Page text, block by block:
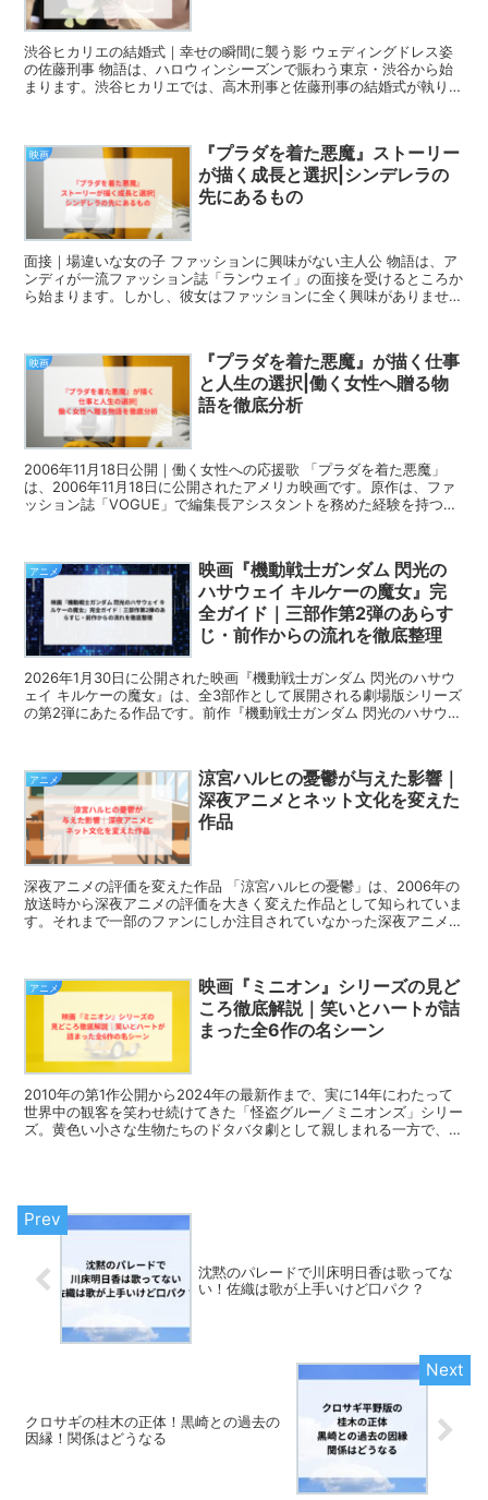
渋谷ヒカリエの結婚式｜幸せの瞬間に襲う影 ウェディングドレス姿
の佐藤刑事 物語は、ハロウィンシーズンで賑わう東京・渋谷から始
まります。渋谷ヒカリエでは、高木刑事と佐藤刑事の結婚式が執り行
映画
『プラダを着た悪魔』ストーリー
が描く成長と選択|シンデレラの
先にあるもの
面接｜場違いな女の子 ファッションに興味がない主人公 物語は、ア
ンディが一流ファッション誌「ランウェイ」の面接を受けるところか
ら始まります。しかし、彼女はファッションに全く興味がありませ
映画
『プラダを着た悪魔』が描く仕事
と人生の選択|働く女性へ贈る物
語を徹底分析
2006年11月18日公開｜働く女性への応援歌 「プラダを着た悪魔」
は、2006年11月18日に公開されたアメリカ映画です。原作は、ファ
ッション誌「VOGUE」で編集長アシスタントを務めた経験を持つロ
アニメ
映画『機動戦士ガンダム 閃光の
ハサウェイ キルケーの魔女』完
全ガイド｜三部作第2弾のあらす
じ・前作からの流れを徹底整理
2026年1月30日に公開された映画『機動戦士ガンダム 閃光のハサウ
ェイ キルケーの魔女』は、全3部作として展開される劇場版シリーズ
の第2弾にあたる作品です。前作『機動戦士ガンダム 閃光のハサウェ
アニメ
涼宮ハルヒの憂鬱が与えた影響｜
深夜アニメとネット文化を変えた
作品
深夜アニメの評価を変えた作品 「涼宮ハルヒの憂鬱」は、2006年の
放送時から深夜アニメの評価を大きく変えた作品として知られていま
す。それまで一部のファンにしか注目されていなかった深夜アニメ
アニメ
映画『ミニオン』シリーズの見ど
ころ徹底解説｜笑いとハートが詰
まった全6作の名シーン
2010年の第1作公開から2024年の最新作まで、実に14年にわたって
世界中の観客を笑わせ続けてきた「怪盗グルー／ミニオンズ」シリー
ズ。黄色い小さな生物たちのドタバタ劇として親しまれる一方で、各
沈黙のパレードで川床明日香は歌ってな
い！佐織は歌が上手いけど口パク？
クロサギの桂木の正体！黒崎との過去の
因縁！関係はどうなる